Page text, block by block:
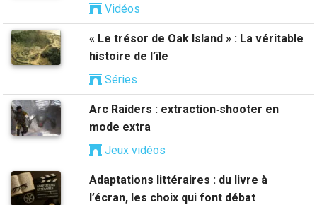
Vidéos
« Le trésor de Oak Island » : La véritable
histoire de l’île
Séries
Arc Raiders : extraction‑shooter en
mode extra
Jeux vidéos
Adaptations littéraires : du livre à
l’écran, les choix qui font débat